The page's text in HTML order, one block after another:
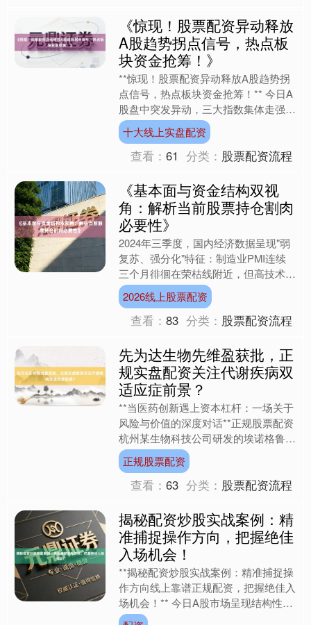
《惊现！股票配资异动释放
A股趋势拐点信号，热点板
块资金抢筹！》
**惊现！股票配资异动释放A股趋势拐
点信号，热点板块资金抢筹！** 今日A
股盘中突发异动，三大指数集体走强，
创业板指一度涨超2%，市场情绪显著
回暖。值得注意的是....
十大线上实盘配资
查看：61 分类： 股票配资流程
《基本面与资金结构双视
角：解析当前股票持仓割肉
必要性》
2024年三季度，国内经济数据呈现"弱
复苏、强分化"特征：制造业PMI连续
三个月徘徊在荣枯线附近，但高技术产
业增加值同比增速突破10%；房地产投
资同比降幅收窄至....
2026线上股票配资
查看：83 分类： 股票配资流程
先为达生物先维盈获批，正
规实盘配资关注代谢疾病双
适应症前景？
**当医药创新遇上资本杠杆：一场关于
风险与价值的深度对话**正规股票配资
杭州某生物科技公司研发的埃诺格鲁肽
注射液获批上市的消息，让资本市场与
医药界同时沸腾。这....
正规股票配资
查看：63 分类： 股票配资流程
揭秘配资炒股实战案例：精
准捕捉操作方向，把握绝佳
入场机会！
**揭秘配资炒股实战案例：精准捕捉操
作方向线上靠谱正规配资，把握绝佳入
场机会！** 今日A股市场呈现结构性分
化，科技成长股延续强势反弹，而传统